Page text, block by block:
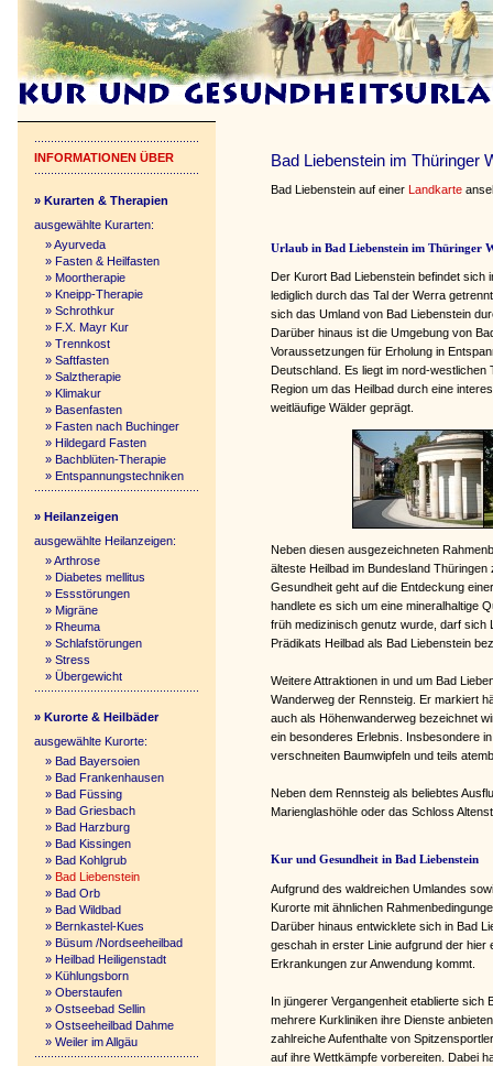
INFORMATIONEN ÜBER
» Kurarten & Therapien
ausgewählte Kurarten:
»Ayurveda
» Fasten & Heilfasten
» Moortherapie
» Kneipp-Therapie
» Schrothkur
» F.X. Mayr Kur
» Trennkost
» Saftfasten
» Salztherapie
» Klimakur
» Basenfasten
» Fasten nach Buchinger
» Hildegard Fasten
» Bachblüten-Therapie
» Entspannungstechniken
» Heilanzeigen
ausgewählte Heilanzeigen:
»Arthrose
» Diabetes mellitus
» Essstörungen
» Migräne
» Rheuma
» Schlafstörungen
» Stress
» Übergewicht
» Kurorte & Heilbäder
ausgewählte Kurorte:
» Bad Bayersoien
» Bad Frankenhausen
» Bad Füssing
» Bad Griesbach
» Bad Harzburg
» Bad Kissingen
» Bad Kohlgrub
» Bad Liebenstein
» Bad Orb
» Bad Wildbad
» Bernkastel-Kues
» Büsum /Nordseeheilbad
» Heilbad Heiligenstadt
» Kühlungsborn
» Oberstaufen
» Ostseebad Sellin
» Ostseeheilbad Dahme
» Weiler im Allgäu
Bad Liebenstein im Thüringer
Bad Liebenstein auf einer Landkarte
Urlaub in Bad Liebenstein im Thüringer
Der Kurort Bad Liebenstein befindet
lediglich durch das Tal der Werra
sich das Umland von Bad Liebenstein
Darüber hinaus ist die Umgebung von
Voraussetzungen für Erholung in
Deutschland. Es liegt im nord-
Region um das Heilbad durch eine
weitläufige Wälder geprägt.
Neben diesen ausgezeichneten
älteste Heilbad im Bundesland
Gesundheit geht auf die Entdeckung
handlete es sich um eine mineralhaltige
früh medizinisch genutz wurde, darf sich
Prädikats Heilbad als Bad Liebenstein
Weitere Attraktionen in und um Bad
Wanderweg der Rennsteig. Er markiert
auch als Höhenwanderweg bezeichnet
ein besonderes Erlebnis. Insbesondere
verschneiten Baumwipfeln und teils
Neben dem Rennsteig als beliebtes
Marienglashöhle oder das Schloss
Kur und Gesundheit in Bad Liebenstein
Aufgrund des waldreichen Umlandes
Kurorte mit ähnlichen
Darüber hinaus entwicklete sich in Bad
geschah in erster Linie aufgrund der hier
Erkrankungen zur Anwendung kommt.
In jüngerer Vergangenheit etablierte sich
mehrere Kurkliniken ihre Dienste
zahlreiche Aufenthalte von
auf ihre Wettkämpfe vorbereiten. Dabei